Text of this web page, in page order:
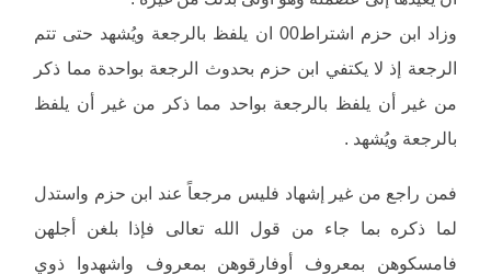
وزاد ابن حزم اشتراط00 ان يلفظ بالرجعة ويُشهد حتى تتم
الرجعة إذ لا يكتفي ابن حزم بحدوث الرجعة بواحدة مما ذكر
من غير أن يلفظ بالرجعة بواحد مما ذكر من غير أن يلفظ
بالرجعة ويُشهد .
فمن راجع من غير إشهاد فليس مرجعاً عند ابن حزم واستدل
لما ذكره بما جاء من قول الله تعالى فإذا بلغن أجلهن
فامسكوهن بمعروف أوفارقوهن بمعروف واشهدوا ذوي